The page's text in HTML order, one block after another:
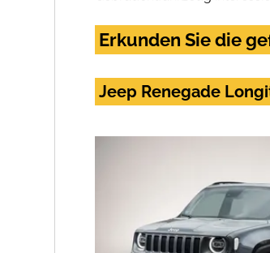
Erkunden Sie die
Jeep Renegade